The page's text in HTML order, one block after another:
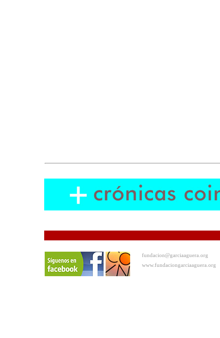
fundacion@garciaaguera.org
www.fundaciongarciaaguera.org